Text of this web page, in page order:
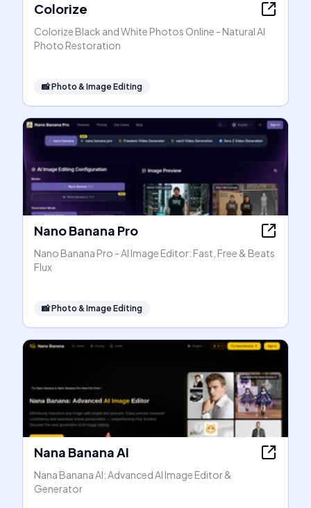
Colorize
Colorize Black and White Photos Online - Natural AI
Photo Restoration
📸Photo & Image Editing
Nano Banana Pro
Nano Banana Pro - AI Image Editor: Fast, Free & Beats
Flux
📸Photo & Image Editing
Nana Banana AI
Nana Banana AI: Advanced AI Image Editor &
Generator